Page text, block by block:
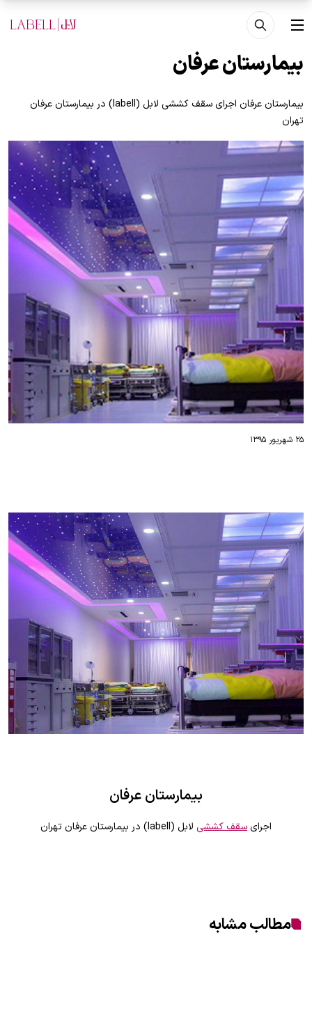
رفتن به محتوای اصلی
منو
بیمارستان عرفان
بیمارستان عرفان اجرای سقف کششی لابل (labell) در بیمارستان عرفان
تهران
۲۵ شهریور ۱۳۹۵
بیمارستان عرفان
اجرایسقف کششی لابل (labell) در بیمارستان عرفان تهران
مطالب مشابه